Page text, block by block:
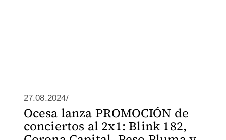
27.08.2024/
Ocesa lanza PROMOCIÓN de
conciertos al 2x1: Blink 182,